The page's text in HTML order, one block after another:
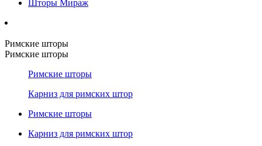
Шторы Мираж
Римские шторы
Римские шторы
Римские шторы
Карниз для римских штор
Римские шторы
Карниз для римских штор